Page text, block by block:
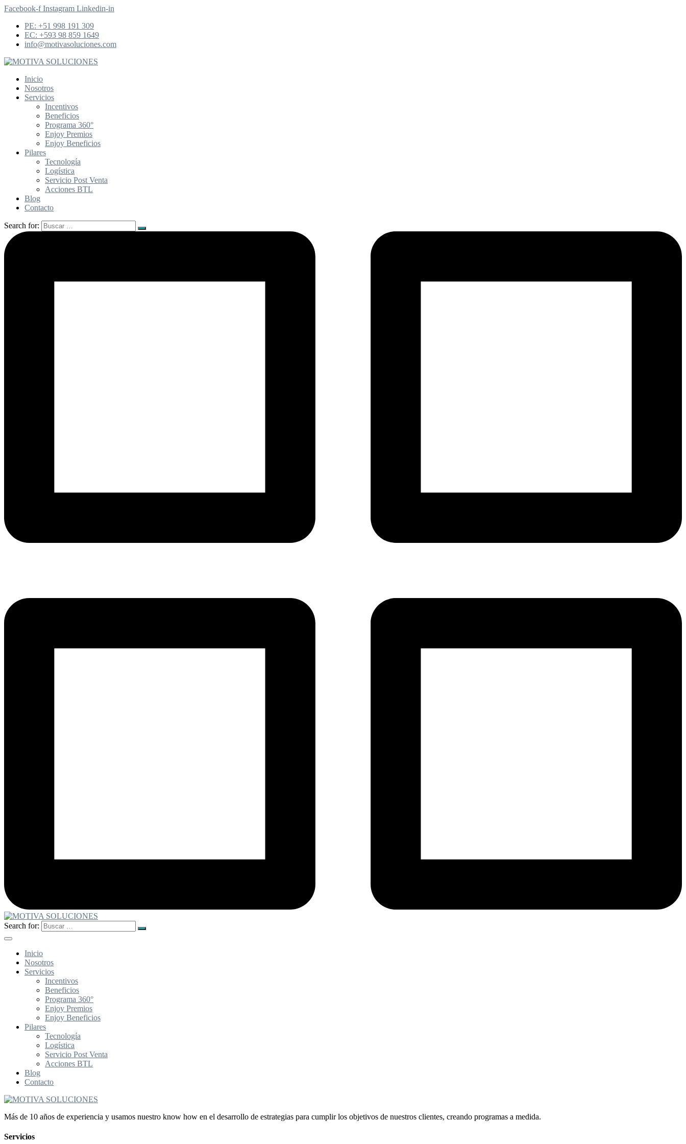
Facebook-f Instagram Linkedin-in
PE: +51 998 191 309
EC: +593 98 859 1649
info@motivasoluciones.com
Inicio
Nosotros
Servicios
Incentivos
Beneficios
Programa 360°
Enjoy Premios
Enjoy Beneficios
Pilares
Tecnología
Logística
Servicio Post Venta
Acciones BTL
Blog
Contacto
Search for:
Search for:
Inicio
Nosotros
Servicios
Incentivos
Beneficios
Programa 360°
Enjoy Premios
Enjoy Beneficios
Pilares
Tecnología
Logística
Servicio Post Venta
Acciones BTL
Blog
Contacto
Más de 10 años de experiencia y usamos nuestro know how en el desarrollo de estrategias para cumplir los objetivos de nuestros clientes, creando programas a medida.
Servicios